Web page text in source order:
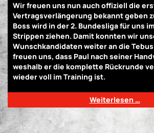
Wir freuen uns nun auch offiziell die
Vertragsverlängerung bekannt geben
Boss wird in der 2. Bundesliga für uns
Strippen ziehen. Damit konnten wir
Wunschkandidaten weiter an die
freuen uns, dass Paul nach seiner
weshalb er die komplette Rückrunde
wieder voll im Training ist.
Weiterlesen …